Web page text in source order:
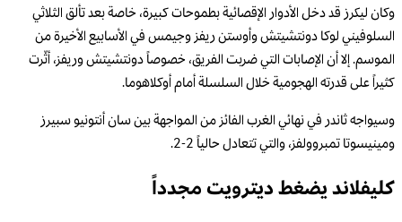
وكان ليكرز قد دخل الأدوار الإقصائية بطموحات كبيرة، خاصة بعد تألق الثلاثي
السلوفيني لوكا دونتشيتش وأوستن ريفز وجيمس في الأسابيع الأخيرة من
الموسم. إلا أن الإصابات التي ضربت الفريق، خصوصاً دونتشيتش وريفز، أثّرت
كثيراً على قدرته الهجومية خلال السلسلة أمام أوكلاهوما.
وسيواجه ثاندر في نهائي الغرب الفائز من المواجهة بين سان أنتونيو سبيرز
ومينيسوتا تمبروولفز، والتي تتعادل حالياً 2-2.
كليفلاند يضغط ديترويت مجدداً